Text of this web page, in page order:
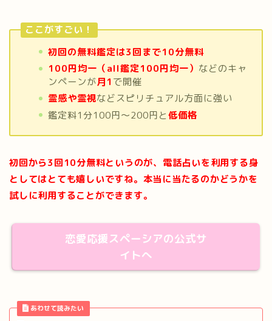
ここがすごい！
初回の無料鑑定は3回まで10分無料
100円均一（all鑑定100円均一） などのキャ
ンペーンが月1 で開催
霊感や霊視などスピリチュアル方面に強い
鑑定料1分100円〜200円と低価格
初回から3回10分無料というのが、電話占いを利用する身
としてはとても嬉しいですね。本当に当たるのかどうかを
試しに利用することができます。
恋愛応援スペーシアの公式サ
イトへ